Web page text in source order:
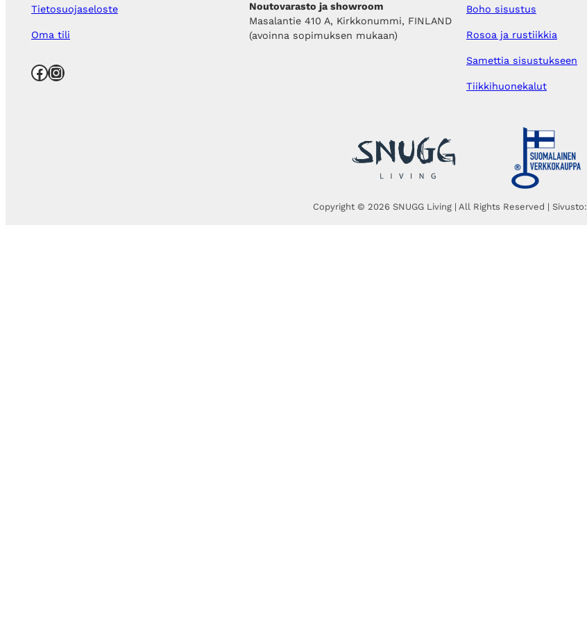
Tietosuojaseloste
Oma tili
Facebook Instagram
Noutovarasto ja showroom
Masalantie 410 A, Kirkkonummi, FINLAND
(avoinna sopimuksen mukaan)
Boho sisustus
Rosoa ja rustiikkia
Samettia sisustukseen
Tiikkihuonekalut
Copyright © 2026 SNUGG Living | All Rights Reserved | Sivusto: